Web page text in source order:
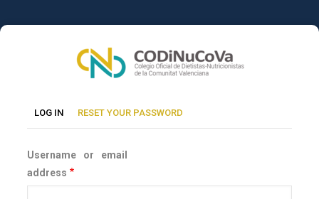
to
Primary
LOG IN RESET YOUR PASSWORD
TAB)
Username or email
address